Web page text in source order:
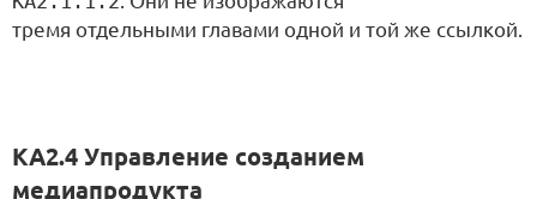
тремя отдельными главами одной и той же ссылкой.
KA2.4 Управление созданием
медиапродукта